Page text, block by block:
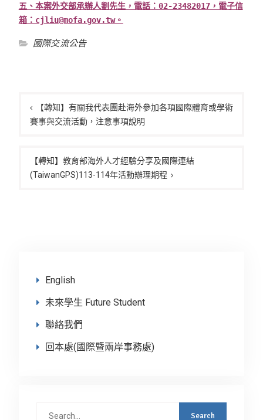
五、本案外交部承辦人劉先生，電話：02-23482017，電子信
箱：cjliu@mofa.gov.tw。
國際交流公告
章
導
【轉知】有關我代表團赴海外參加各項國際體育或學術
賽事與交流活動，注意事項說明
【轉知】教育部海外人才經驗分享及國際連結
(TaiwanGPS)113-114年活動辦理期程
English
未來學生 Future Student
聯絡我們
回本處(國際暨兩岸事務處)